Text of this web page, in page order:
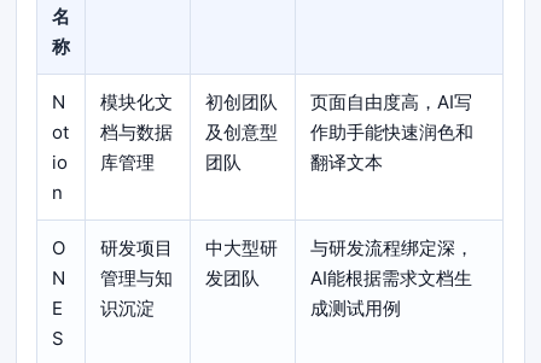
名
称
N
ot
io
n
模块化文
档与数据
库管理
初创团队
及创意型
团队
页面自由度高，AI写
作助手能快速润色和
翻译文本
O
N
E
S
研发项目
管理与知
识沉淀
中大型研
发团队
与研发流程绑定深，
AI能根据需求文档生
成测试用例